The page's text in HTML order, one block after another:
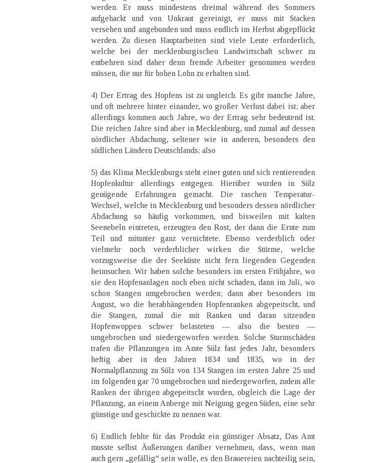
werden. Er muss mindestens dreimal während des Sommers
aufgehackt und von Unkraut gereinigt, er muss mit Stacken
versehen und angebunden und muss endlich im Herbst abgepflückt
werden. Zu diesen Hauptarbeiten sind viele Leute erforderlich,
welche bei der mecklenburgischen Landwirtschaft schwer zu
entbehren sind daher denn fremde Arbeiter genommen werden
müssen, die nur für hohen Lohn zu erhalten sind.
4) Der Ertrag des Hopfens ist zu ungleich. Es gibt manche Jahre,
und oft mehrere hinter einander, wo großer Verlust dabei ist; aber
allerdings kommen auch Jahre, wo der Ertrag sehr bedeutend ist.
Die reichen Jahre sind aber in Mecklenburg, und zumal auf dessen
nördlicher Abdachung, seltener wie in anderen, besonders den
südlichen Ländern Deutschlands; also
5) das Klima Mecklenburgs steht einer guten und sich rentierenden
Hopfenkultur allerdings entgegen. Hierüber wurden in Sülz
genügende Erfahrungen gemacht. Die raschen Temperatur-
Wechsel, welche in Mecklenburg und besonders dessen nördlicher
Abdachung so häufig vorkommen, und bisweilen mit kalten
Seenebeln eintreten, erzeugten den Rost, der dann die Ernte zum
Teil und mitunter ganz vernichtete. Ebenso verderblich oder
vielmehr noch verderblicher wirken die Stürme, welche
vorzugsweise die der Seeküste nicht fern liegenden Gegenden
heimsuchen. Wir haben solche besonders im ersten Frühjahre, wo
sie den Hopfenanlagen noch eben nicht schaden, dann im Juli, wo
schon Stangen umgebrochen werden; dann aber besonders im
August, wo die herabhängenden Hopfenranken abgepeitscht, und
die Stangen, zumal die mit Ranken und daran sitzenden
Hopfenwoppen schwer belasteten — also die besten —
umgebrochen und niedergeworfen werden. Solche Sturmschäden
trafen die Pflanzungen im Amte Sülz fast jedes Jahr, besonders
heftig aber in den Jahren 1834 und 1835, wo in der
Normalpflanzung zu Sülz von 134 Stangen im ersten Jahre 25 und
im folgenden gar 70 umgebrochen und niedergeworfen, zudem alle
Ranken der übrigen abgepeitscht wurden, obgleich die Lage der
Pflanzung, an einem Anberge mit Neigung gegen Süden, eine sehr
günstige und geschickte zu nennen war.
6) Endlich fehlte für das Produkt ein günstiger Absatz, Das Amt
musste selbst Äußerungen darüber vernehmen, dass, wenn man
auch gern „gefällig“ sein wolle, es den Brauereien nachteilig sein,